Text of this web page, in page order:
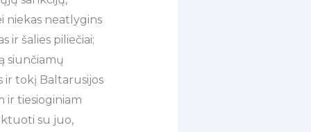
niekas neatlygins
ir šalies piliečiai;
siunčiamų
ir tokį Baltarusijos
ir tiesioginiam
su juo,